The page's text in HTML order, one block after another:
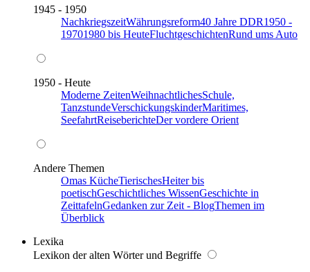
1945 - 1950
NachkriegszeitWährungsreform40 Jahre DDR1950 -
19701980 bis HeuteFluchtgeschichtenRund ums Auto
1950 - Heute
Moderne ZeitenWeihnachtlichesSchule,
TanzstundeVerschickungskinderMaritimes,
SeefahrtReiseberichteDer vordere Orient
Andere Themen
Omas KücheTierischesHeiter bis
poetischGeschichtliches WissenGeschichte in
ZeittafelnGedanken zur Zeit - BlogThemen im
Überblick
Lexika
Lexikon der alten Wörter und Begriffe